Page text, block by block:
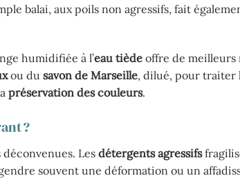
balai, aux poils non agressifs, fait
humidifiée à l’eau tiède offre de meilleurs
ou du savon de Marseille, dilué, pour traiter
préservation des couleurs.
?
Les détergents agressifs
souvent une déformation ou un